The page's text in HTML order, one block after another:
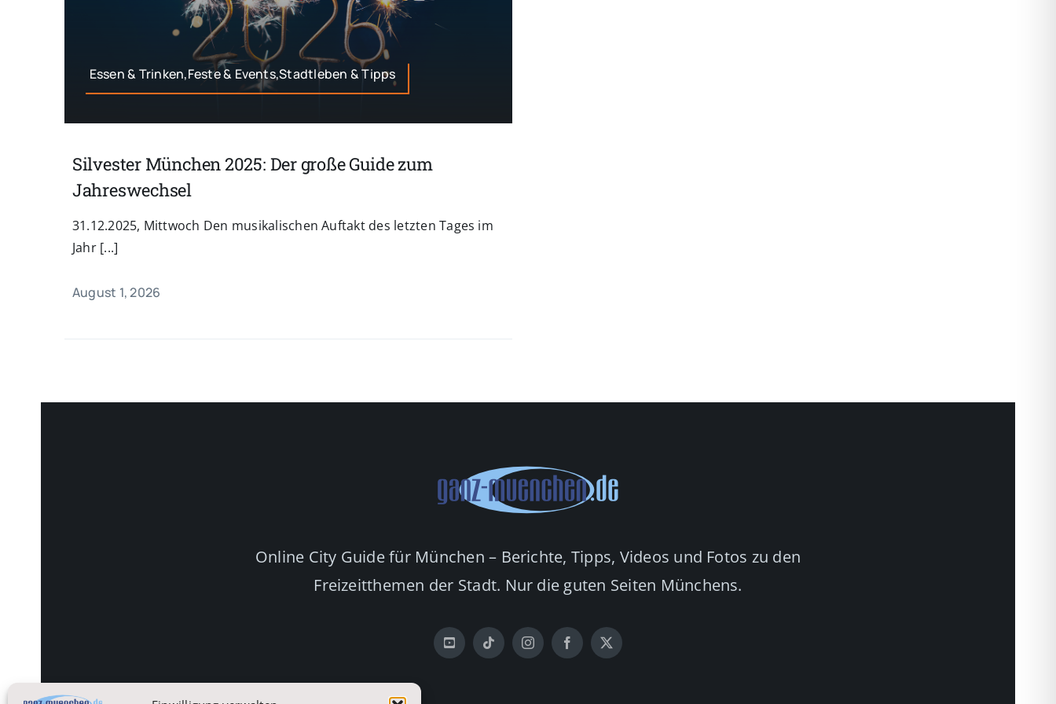
Essen & Trinken,Feste & Events,Stadtleben & Tipps
Silvester München 2025: Der große Guide zum
Jahreswechsel
31.12.2025, Mittwoch Den musikalischen Auftakt des letzten Tages im
Jahr [...]
August 1, 2026
Online City Guide für München – Berichte, Tipps, Videos und Fotos zu den
Freizeitthemen der Stadt. Nur die guten Seiten Münchens.